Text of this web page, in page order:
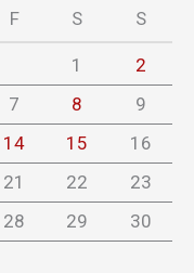
F S S
1
2
7 8
9
14 15
16
21 22
23
28 29 30